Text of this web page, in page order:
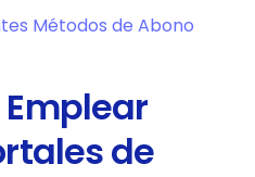
Métodos de Abono
de